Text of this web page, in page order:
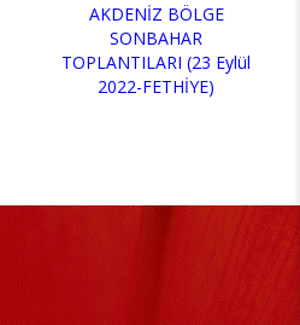
AKDENİZ BÖLGE
SONBAHAR
TOPLANTILARI (23 Eylül
2022-FETHİYE)